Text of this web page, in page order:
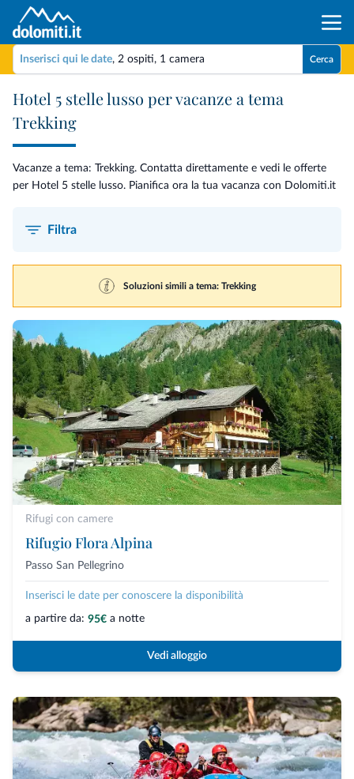
Inserisci qui le date, 2 ospiti, 1 camera Cerca
Hotel 5 stelle lusso per vacanze a tema
Trekking
Vacanze a tema: Trekking. Contatta direttamente e vedi le offerte
per Hotel 5 stelle lusso. Pianifica ora la tua vacanza con Dolomiti.it
Filtra
Soluzioni simili a tema: Trekking
Rifugi con camere
Rifugio Flora Alpina
Passo San Pellegrino
Inserisci le date per conoscere la disponibilità
a partire da: 95€ a notte
Vedi alloggio